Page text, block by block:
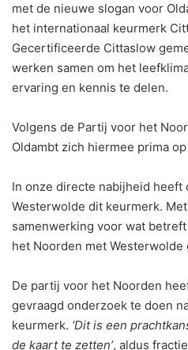
met de nieuwe slogan voor
het internationaal keurmerk
Gecertificeerde Cittaslow
werken samen om het
ervaring en kennis te delen.
Volgens de Partij voor het
Oldambt zich hiermee prima
In onze directe nabijheid heeft
Westerwolde dit keurmerk.
samenwerking voor wat
het Noorden met
De partij voor het Noorden
gevraagd onderzoek te doen
keurmerk. ‘Dit is een
de kaart te zetten’, aldus